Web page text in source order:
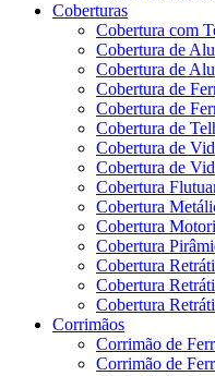
Coberturas
Cobertura com
Cobertura de
Cobertura de
Cobertura de
Cobertura de
Cobertura de
Cobertura de
Cobertura de
Cobertura
Cobertura
Cobertura
Cobertura
Cobertura
Cobertura
Cobertura
Corrimãos
Corrimão de
Corrimão de